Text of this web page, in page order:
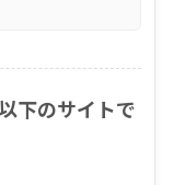
下のサイトで